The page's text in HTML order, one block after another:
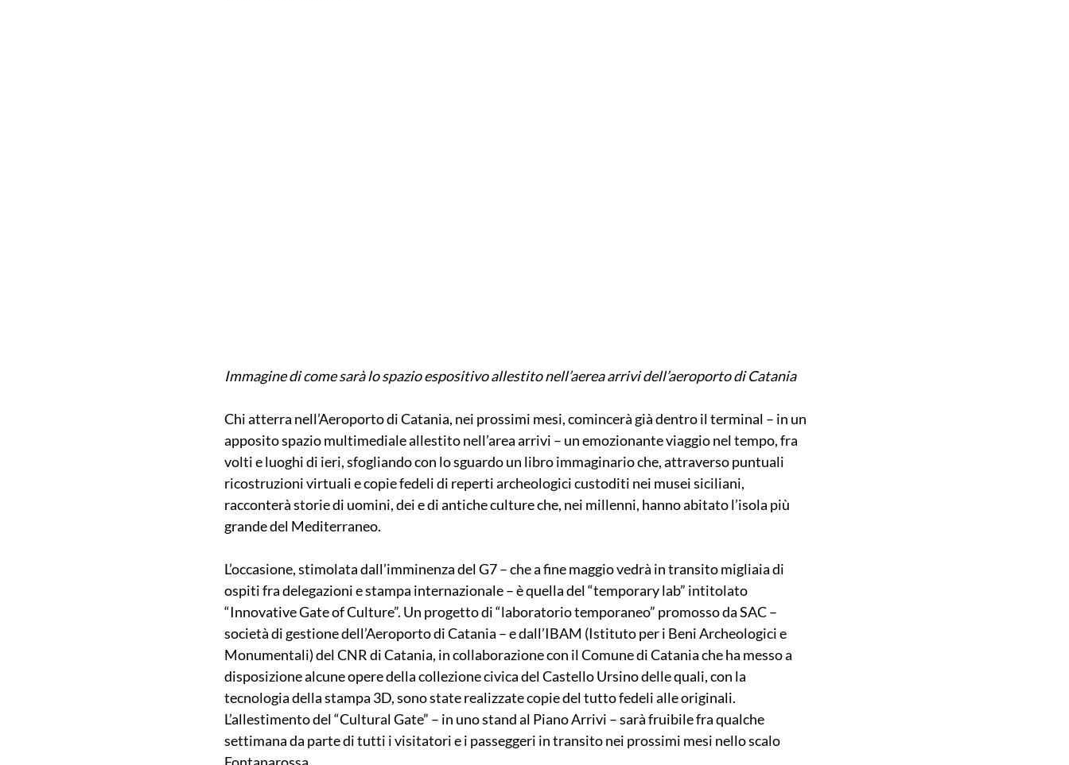
Immagine di come sarà lo spazio espositivo allestito nell’aerea arrivi dell’aeroporto di Catania
Chi atterra nell’Aeroporto di Catania, nei prossimi mesi, comincerà già dentro il terminal – in un
apposito spazio multimediale allestito nell’area arrivi – un emozionante viaggio nel tempo, fra
volti e luoghi di ieri, sfogliando con lo sguardo un libro immaginario che, attraverso puntuali
ricostruzioni virtuali e copie fedeli di reperti archeologici custoditi nei musei siciliani,
racconterà storie di uomini, dei e di antiche culture che, nei millenni, hanno abitato l’isola più
grande del Mediterraneo.
L’occasione, stimolata dall’imminenza del G7 – che a fine maggio vedrà in transito migliaia di
ospiti fra delegazioni e stampa internazionale – è quella del “temporary lab” intitolato
“Innovative Gate of Culture”. Un progetto di “laboratorio temporaneo” promosso da SAC –
società di gestione dell’Aeroporto di Catania – e dall’IBAM (Istituto per i Beni Archeologici e
Monumentali) del CNR di Catania, in collaborazione con il Comune di Catania che ha messo a
disposizione alcune opere della collezione civica del Castello Ursino delle quali, con la
tecnologia della stampa 3D, sono state realizzate copie del tutto fedeli alle originali.
L’allestimento del “Cultural Gate” – in uno stand al Piano Arrivi – sarà fruibile fra qualche
settimana da parte di tutti i visitatori e i passeggeri in transito nei prossimi mesi nello scalo